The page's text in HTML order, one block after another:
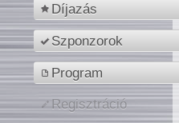
Díjazás
Szponzorok
Program
Regisztráció